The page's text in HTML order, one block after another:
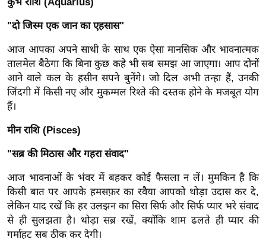
फै
न
घ
रे
लू
नु
स्खे
प
ट
न
स्थ
ल
"दो जिस्म एक जान का एहसास"
आज आपका अपने साथी के साथ एक ऐसा मानसिक और भावनात्मक
तालमेल बैठेगा कि बिना कुछ कहे भी सब समझ आ जाएगा। आप दोनों
आने वाले कल के हसीन सपने बुनेंगे। जो दिल अभी तन्हा हैं, उनकी
जिंदगी में किसी नए और मुकम्मल रिश्ते की दस्तक होने के मजबूत योग
हैं।
मीन राशि (Pisces)
"सब्र की मिठास और गहरा संवाद"
आज भावनाओं के भंवर में बहकर कोई फैसला न लें। मुमकिन है कि
किसी बात पर आपके हमसफ़र का रवैया आपको थोड़ा उदास कर दे,
लेकिन याद रखें कि हर उलझन का सिरा सिर्फ और सिर्फ प्यार भरे संवाद
से ही सुलझता है। थोड़ा सब्र रखें, क्योंकि शाम ढलते ही प्यार की
गर्माहट सब ठीक कर देगी।